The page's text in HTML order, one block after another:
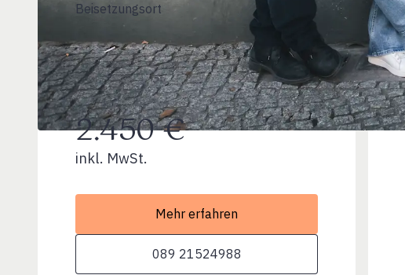
Beisetzungsort
2.450 €
inkl. MwSt.
Mehr erfahren
089 21524988